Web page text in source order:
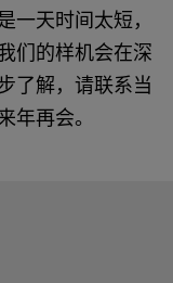
一天时间太短，
们的样机会在深
了解，请联系当
年再会。